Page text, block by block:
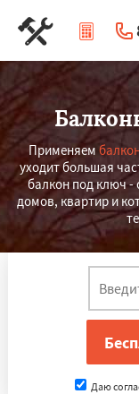
|
Применяем
уходит большая
балкон под ключ -
домов, квартир и
Даю